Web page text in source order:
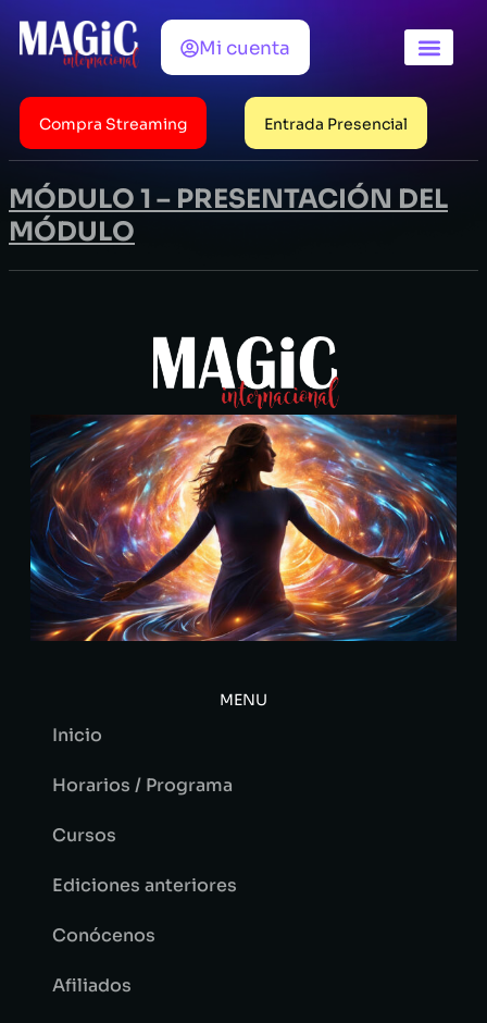
Entrada Presencial
Compra Streaming
Mi cuenta
MÓDULO 1 – PRESENTACIÓN DEL
MÓDULO
MENU
Inicio
Horarios / Programa
Cursos
Ediciones anteriores
Conócenos
Afiliados